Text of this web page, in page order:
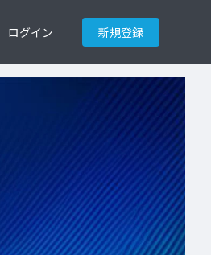
ログイン 新規登録